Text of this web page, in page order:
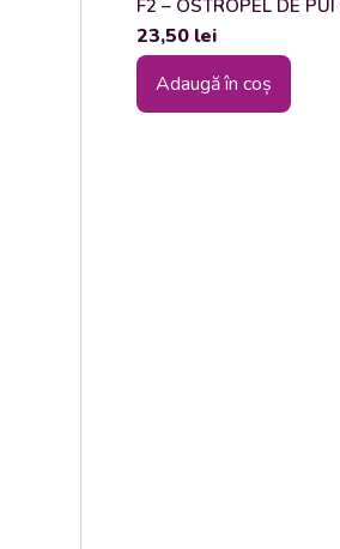
F2 – OSTROPEL DE
23,50 lei
Adaugă în coș